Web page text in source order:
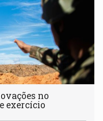
no
exercício